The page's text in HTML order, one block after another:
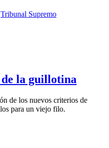
Tribunal Supremo
la guillotina
de los nuevos criterios de
para un viejo filo.